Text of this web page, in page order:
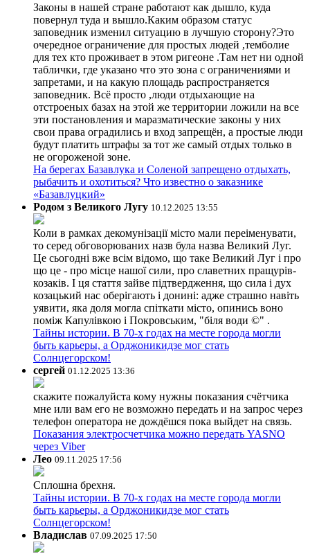
Законы в нашей стране работают как дышло, куда
повернул туда и вышло.Каким образом статус
заповедник изменил ситуацию в лучшую сторону?Это
очередное ограничение для простых людей ,темболие
для тех кто проживает в этом ригеоне .Там нет ни одной
таблички, где указано что это зона с ограничениями и
запретами, и на какую площадь распространяется
заповедник. Всё просто ,люди отдыхающие на
отстроеных базах на этой же территории ложили на все
эти постановления и маразматические законы у них
свои права оградились и вход запрещён, а простые люди
будут платить штрафы за тот же самый отдых только в
не огороженой зоне.
На берегах Базавлука и Соленой запрещено отдыхать,
рыбачить и охотиться? Что известно о заказнике
«Базавлуцкий»
Родом з Великого Лугу 10.12.2025 13:55
Коли в рамках декомунізації місто мали переіменувати,
то серед обговорюваних назв була назва Великий Луг.
Це сьогодні вже всім відомо, що таке Великий Луг і про
що це - про місце нашої сили, про славетних пращурів-
козаків. І ця стаття зайве підтвердження, що сила і дух
козацький нас оберігають і донині: адже страшно навіть
уявити, яка доля могла спіткати місто, опинись воно
поміж Капулівкою і Покровським, "біля води ©" .
Тайны истории. В 70-х годах на месте города могли
быть карьеры, а Орджоникидзе мог стать
Солнцегорском!
сергей 01.12.2025 13:36
скажите пожалуйста кому нужны показания счётчика
мне или вам его не возможно передать и на запрос через
телефон оператора не дождёшся пока выйдет на связь.
Показания электросчетчика можно передать YASNO
через Viber
Лео 09.11.2025 17:56
Сплошна брехня.
Тайны истории. В 70-х годах на месте города могли
быть карьеры, а Орджоникидзе мог стать
Солнцегорском!
Владислав 07.09.2025 17:50